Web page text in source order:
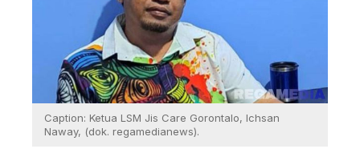
Caption: Ketua LSM Jis Care Gorontalo, Ichsan
Naway, (dok. regamedianews).